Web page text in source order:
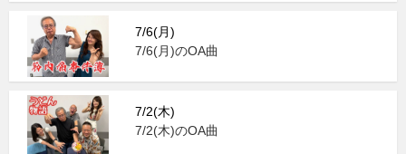
7/6(月)
7/6(月)のOA曲
7/2(木)
7/2(木)のOA曲